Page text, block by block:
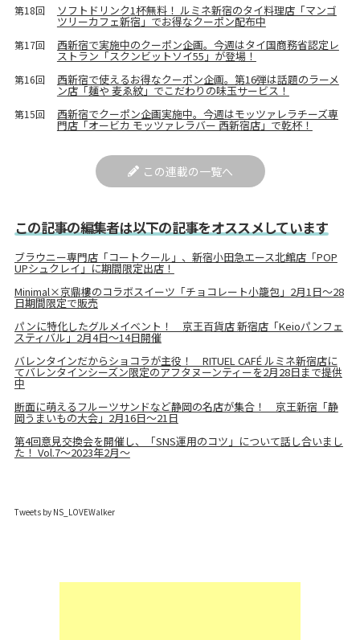
第18回 ソフトドリンク1杯無料！ ルミネ新宿のタイ料理店「マンゴ
ツリーカフェ新宿」でお得なクーポン配布中
第17回 西新宿で実施中のクーポン企画。今週はタイ国商務省認定レ
ストラン「スクンビットソイ55」が登場！
第16回 西新宿で使えるお得なクーポン企画。第16弾は話題のラーメ
ン店「麺や 麦ゑ紋」でこだわりの味玉サービス！
第15回 西新宿でクーポン企画実施中。今週はモッツァレラチーズ専
門店「オービカ モッツァレラバー 西新宿店」で乾杯！
この連載の一覧へ
この記事の編集者は以下の記事をオススメしています
ブラウニー専門店「コートクール」、新宿小田急エース北館店「POP
UPシュクレイ」に期間限定出店！
Minimal×京鼎樓のコラボスイーツ「チョコレート小籠包」2月1日～28
日期間限定で販売
パンに特化したグルメイベント！ 京王百貨店 新宿店「Keioパンフェ
スティバル」2月4日～14日開催
バレンタインだからショコラが主役！ RITUEL CAFÉ ルミネ新宿店に
てバレンタインシーズン限定のアフタヌーンティーを2月28日まで提供
中
断面に萌えるフルーツサンドなど静岡の名店が集合！ 京王新宿「静
岡うまいもの大会」2月16日～21日
第4回意見交換会を開催し、「SNS運用のコツ」について話し合いまし
た！ Vol.7～2023年2月〜
Tweets by NS_LOVEWalker